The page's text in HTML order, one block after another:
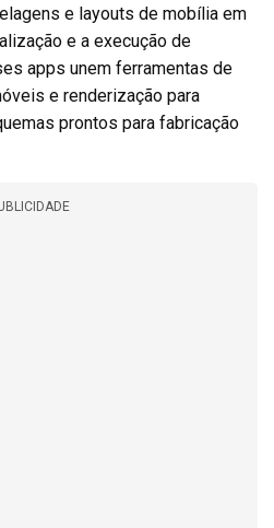
e layouts de mobília em
e a execução de
apps unem ferramentas de
e renderização para
prontos para fabricação